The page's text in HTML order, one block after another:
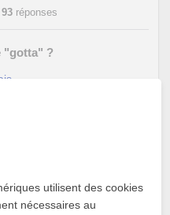
93réponses
"gotta" ?
utilisent des cookies
nécessaires au